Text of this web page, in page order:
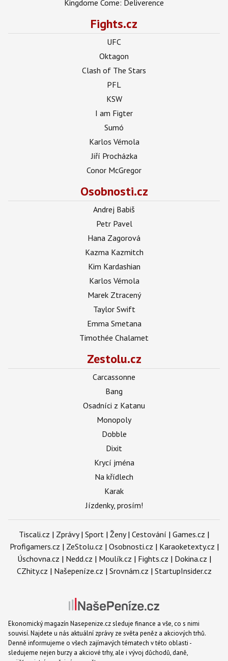
Kingdome Come: Deliverence
Fights.cz
UFC
Oktagon
Clash of The Stars
PFL
KSW
I am Figter
Sumó
Karlos Vémola
Jiří Procházka
Conor McGregor
Osobnosti.cz
Andrej Babiš
Petr Pavel
Hana Zagorová
Kazma Kazmitch
Kim Kardashian
Karlos Vémola
Marek Ztracený
Taylor Swift
Emma Smetana
Timothée Chalamet
Zestolu.cz
Carcassonne
Bang
Osadníci z Katanu
Monopoly
Dobble
Dixit
Krycí jména
Na křídlech
Karak
Jízdenky, prosím!
Tiscali.cz | Zprávy| Sport | Ženy| Cestování | Games.cz |
Profigamers.cz | ZeStolu.cz | Osobnosti.cz | Karaoketexty.cz |
Úschovna.cz | Nedd.cz | Moulík.cz | Fights.cz | Dokina.cz |
CZhity.cz | Našepeníze.cz | Srovnám.cz | StartupInsider.cz
Ekonomický magazín Nasepenize.cz sleduje finance a vše, co s nimi
souvisí. Najdete u nás aktuální zprávy ze světa peněz a akciových trhů.
Denně informujeme o všech zajímavých tématech v této oblasti -
sledujeme nejen burzy a akciové trhy, ale i vývoj důchodů, daně,